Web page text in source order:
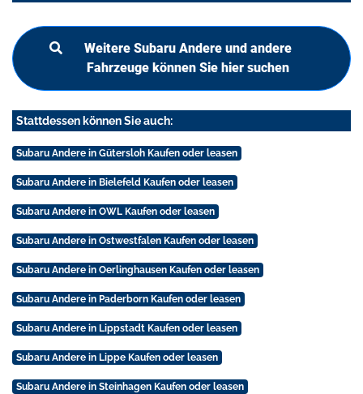
Weitere Subaru Andere und andere
Fahrzeuge können Sie hier suchen
Stattdessen können Sie auch:
Subaru Andere in Gütersloh Kaufen oder leasen
Subaru Andere in Bielefeld Kaufen oder leasen
Subaru Andere in OWL Kaufen oder leasen
Subaru Andere in Ostwestfalen Kaufen oder leasen
Subaru Andere in Oerlinghausen Kaufen oder leasen
Subaru Andere in Paderborn Kaufen oder leasen
Subaru Andere in Lippstadt Kaufen oder leasen
Subaru Andere in Lippe Kaufen oder leasen
Subaru Andere in Steinhagen Kaufen oder leasen